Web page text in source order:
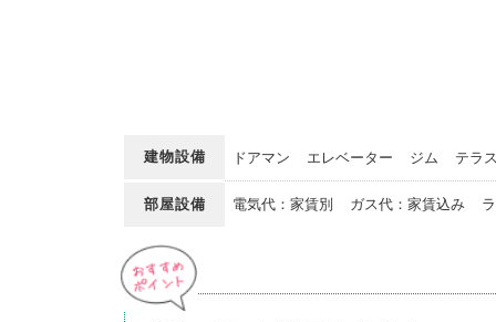
建物設備 ドアマン エレベーター ジム テラ
部屋設備 電気代：家賃別 ガス代：家賃込み